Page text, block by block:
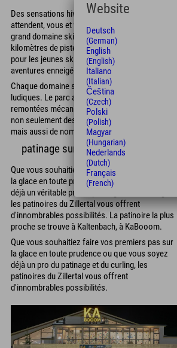
Des sensations hivernales inoubliables vous
attendent, vous et votre famille, dans le plus
grand domaine skiable du monde. 542
kilomètres de pistes et une multitude d'activités
pour les jeunes skieurs vous promettent des
aventures enneigées exceptionnelles.
Chaque domaine skiable propose des pistes
ludiques. Le parc aquatique Penken, au pied des
remontées mécaniques de Mayerhofen, offre
non seulement des espaces dédiés aux enfants,
mais aussi de nombreuses pistes bleues.
patinage sur glace
Que vous souhaitiez faire vos premiers pas sur
la glace en toute prudence ou que vous soyez
déjà un véritable pro du patinage et du curling,
les patinoires du Zillertal vous offrent
d'innombrables possibilités. La patinoire la plus
proche se trouve à Kaltenbach, à KaBooom.
Que vous souhaitiez faire vos premiers pas sur
la glace en toute prudence ou que vous soyez
déjà un pro du patinage et du curling, les
patinoires du Zillertal vous offrent
d'innombrables possibilités.
Website
Deutsch
(German)
English
(English)
Italiano
(Italian)
Čeština
(Czech)
Polski
(Polish)
Magyar
(Hungarian)
Nederlands
(Dutch)
Français
(French)